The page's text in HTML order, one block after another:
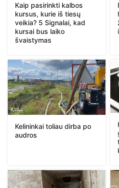
Kaip pasirinkti kalbos
kursus, kurie iš tiesų
veikia? 5 Signalai, kad
kursai bus laiko
švaistymas
Kelininkai toliau dirba po
audros